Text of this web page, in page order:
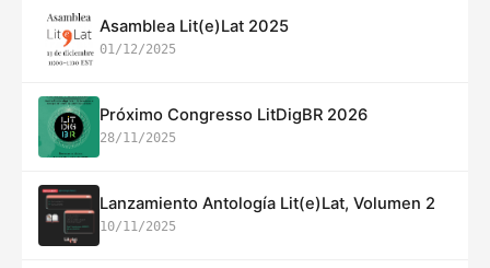
Asamblea Lit(e)Lat 2025
01/12/2025
Próximo Congresso LitDigBR 2026
28/11/2025
Lanzamiento Antología Lit(e)Lat, Volumen 2
10/11/2025